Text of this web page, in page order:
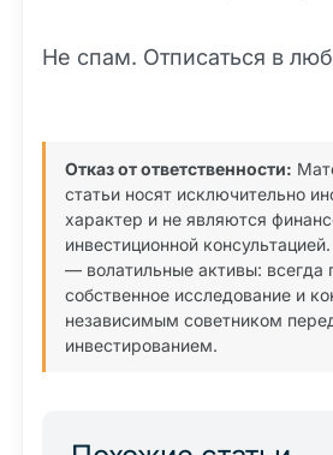
Не спам. Отписаться в
Отказ от ответственности:
статьи носят исключительно
характер и не являются
инвестиционной
— волатильные активы: всегда
собственное исследование и
независимым советником
инвестированием.